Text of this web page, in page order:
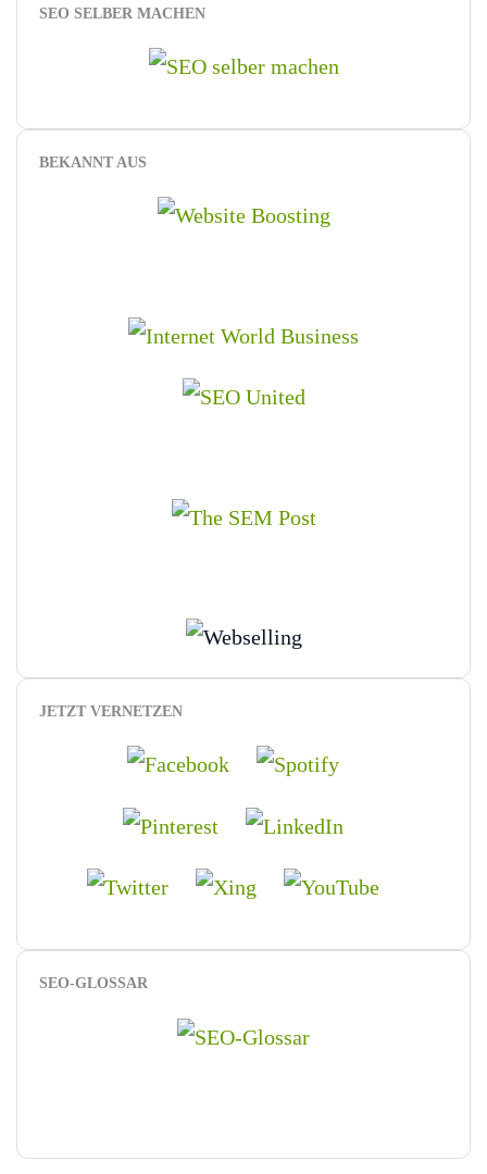
SEO SELBER MACHEN
BEKANNT AUS
JETZT VERNETZEN
SEO-GLOSSAR